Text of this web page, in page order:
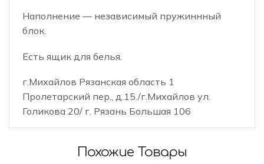
Наполнение — независимый пружиннный
блок.
Есть ящик для белья.
г.Михайлов Рязанская область 1
Пролетарский пер., д.15./г.Михайлов ул.
Голикова 20/ г. Рязань Большая 106
Похожие Товары